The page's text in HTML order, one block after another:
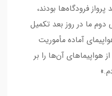
فرودگاه‌ها بودند،
دوم ما در روز بعد تکمیل
آماده مأموریت
آن‌ها را بر